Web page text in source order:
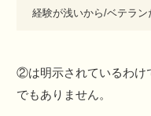
経験が浅いから/ベテラン
②は明示されているわけ
でもありません。